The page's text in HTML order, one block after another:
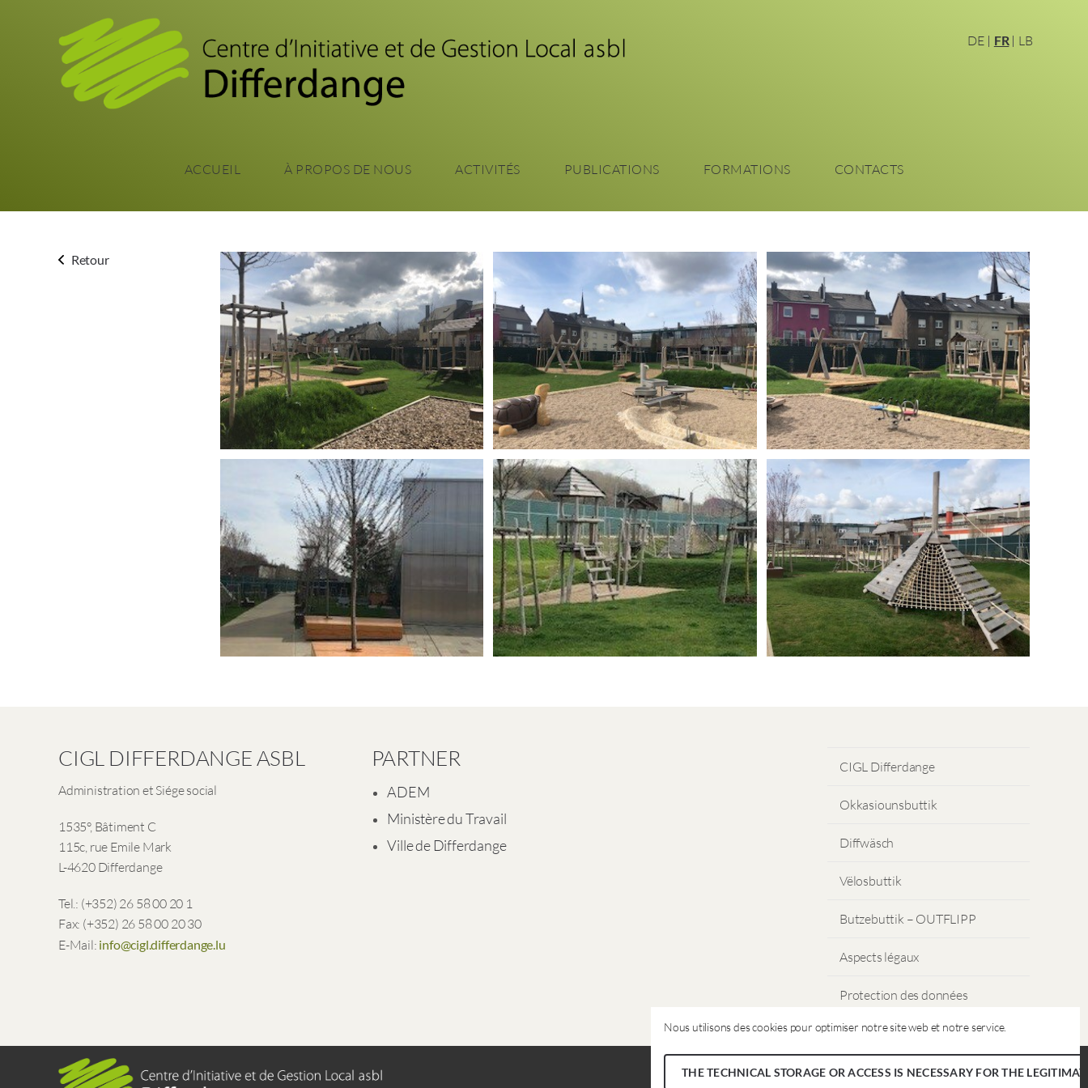
Nous utilisons des cookies pour optimiser notre site web et notre service.
THE TECHNICAL STORAGE OR ACCESS IS NECESSARY FOR THE
contenu
principal
DE FR LB
ACCUEIL À PROPOS DE NOUS ACTIVITÉS PUBLICATIONS FORMATIONS CONTACTS
Retour
CIGL DIFFERDANGE ASBL
Administration et Siége social
1535°, Bâtiment C
115c, rue Emile Mark
L-4620 Differdange
Tel.: (+352) 26 58 00 20 1
Fax: (+352) 26 58 00 20 30
E-Mail: info@cigl.differdange.lu
PARTNER
ADEM
Ministère du Travail
Ville de Differdange
CIGL Differdange
Okkasiounsbuttik
Diffwäsch
Vëlosbuttik
Butzebuttik – OUTFLIPP
Aspects légaux
Protection des données